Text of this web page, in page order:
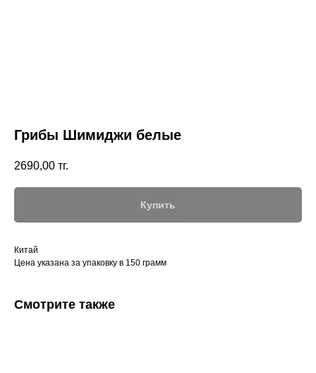
Грибы Шимиджи белые
2690,00 тг.
Купить
Китай
Цена указана за упаковку в 150 грамм
Смотрите также